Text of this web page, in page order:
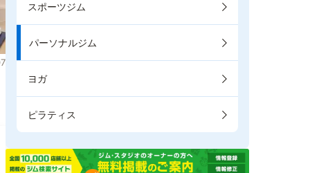
スポーツジム
パーソナルジム
ヨガ
ピラティス